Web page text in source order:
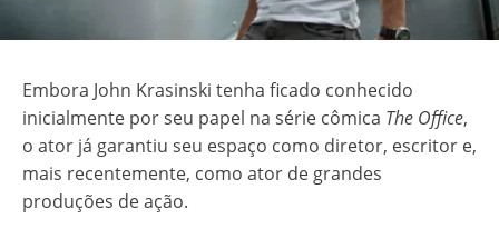
Embora John Krasinski tenha ficado conhecido
inicialmente por seu papel na série cômica The Office,
o ator já garantiu seu espaço como diretor, escritor e,
mais recentemente, como ator de grandes
produções de ação.